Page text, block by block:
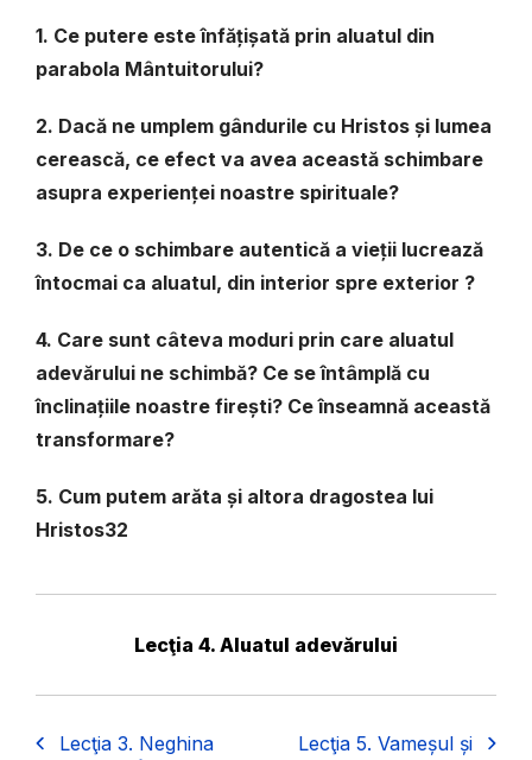
1. Ce putere este înfățișată prin aluatul din
parabola Mântuitorului?
2. Dacă ne umplem gândurile cu Hristos și lumea
cerească, ce efect va avea această schimbare
asupra experienței noastre spirituale?
3. De ce o schimbare autentică a vieții lucrează
întocmai ca aluatul, din interi­or spre exterior ?
4. Care sunt câteva moduri prin care aluatul
adevărului ne schimbă? Ce se în­tâmplă cu
înclinațiile noastre firești? Ce înseamnă această
transformare?
5. Cum putem arăta și altora dragostea lui
Hristos32
Lecţia 4. Aluatul adevărului
Lecţia 3. Neghina
Lecţia 5. Vameșul și